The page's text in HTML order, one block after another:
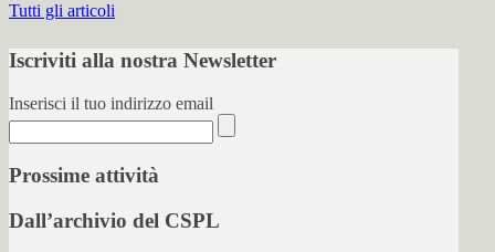
Tutti gli articoli
Iscriviti alla nostra Newsletter
Inserisci il tuo indirizzo email
Prossime attività
Dall’archivio del CSPL